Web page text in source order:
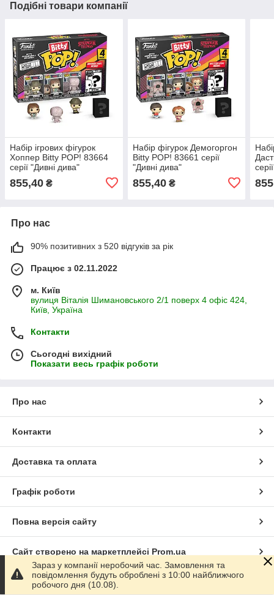
Подібні товари компанії
Набір ігрових фігурок
Хоппер Bitty POP! 83664
серії "Дивні дива"
855,40 ₴
Набір фігурок Демогоргон
Bitty POP! 83661 серії
"Дивні дива"
855,40₴
Про нас
90% позитивних з 520 відгуків за рік
Працює з 02.11.2022
м. Київ
вулиця Віталія Шимановського 2/1 поверх 4 офіс 424,
Київ, Україна
Контакти
Сьогодні вихідний
Показати весь графік роботи
Про нас
Контакти
Доставка та оплата
Графік роботи
Повна версія сайту
Сайт створено на маркетплейсі Prom.ua
Політика конфіденційності
Зараз у компанії неробочий час. Замовлення та
повідомлення будуть оброблені з 10:00 найближчого
робочого дня (10.08).